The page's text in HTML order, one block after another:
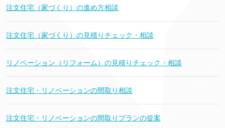
注文住宅（家づくり）の進め方相談
注文住宅（家づくり）の見積りチェック・相談
リノベーション（リフォーム）の見積りチェック・相談
注文住宅・リノベーションの間取り相談
注文住宅・リノベーションの間取りプランの提案